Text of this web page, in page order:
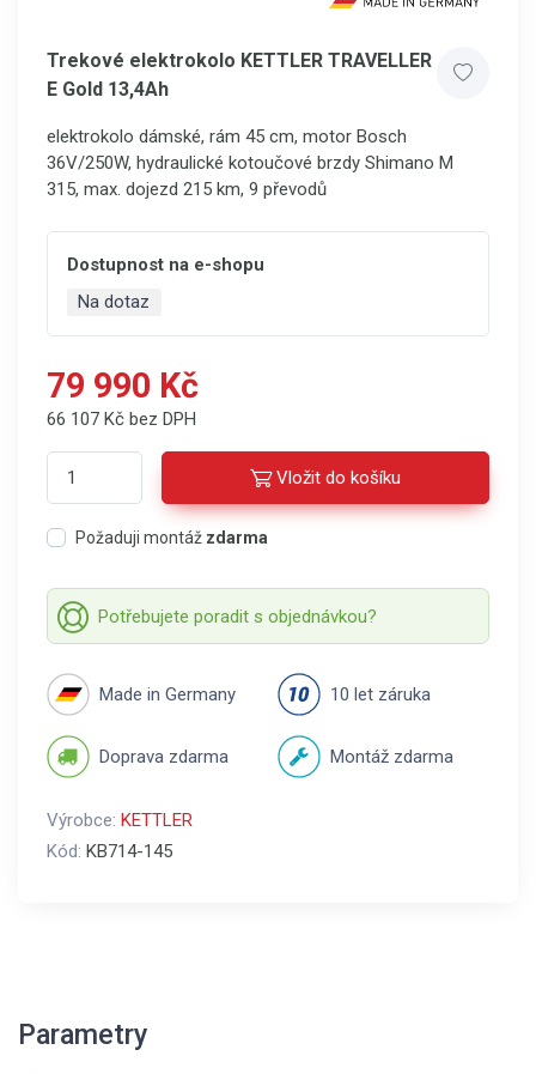
Trekové elektrokolo KETTLER TRAVELLER
E Gold 13,4Ah
elektrokolo dámské, rám 45 cm, motor Bosch
36V/250W, hydraulické kotoučové brzdy Shimano M
315, max. dojezd 215 km, 9 převodů
Dostupnost na e-shopu
Na dotaz
79 990 Kč
66 107 Kč bez DPH
Vložit do košíku
Požaduji montáž zdarma
Potřebujete poradit s objednávkou?
Made in Germany 10 let záruka
Doprava zdarma Montáž zdarma
Výrobce: KETTLER
Kód: KB714-145
Parametry